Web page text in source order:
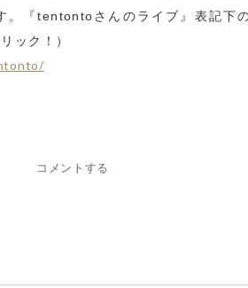
。『tentontoさんのライブ』表記下
ック！）
コメントする